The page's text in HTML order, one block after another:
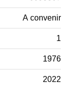
A convenir
1
1976
2022